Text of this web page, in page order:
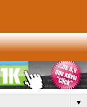
▼